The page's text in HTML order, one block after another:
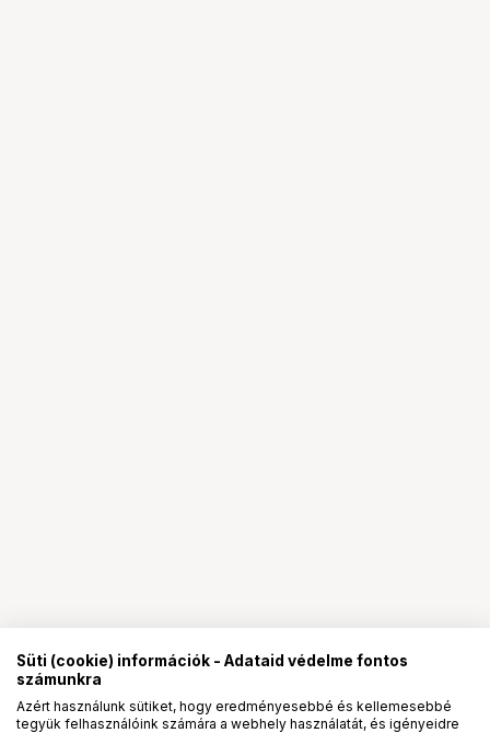
Süti (cookie) információk - Adataid védelme fontos
számunkra
Azért használunk sütiket, hogy eredményesebbé és kellemesebbé
tegyük felhasználóink számára a webhely használatát, és igényeidre